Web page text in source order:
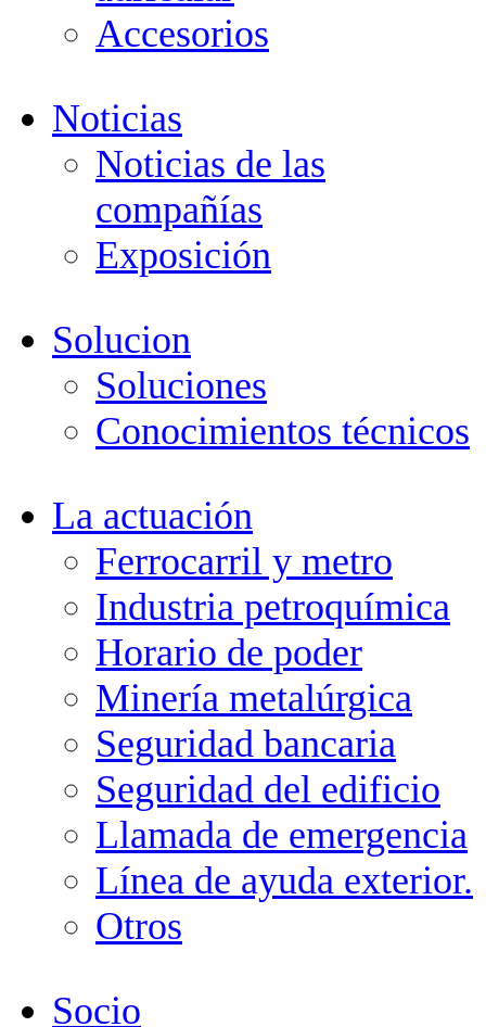
Accesorios
Noticias
Noticias de las
compañías
Exposición
Solucion
Soluciones
Conocimientos técnicos
La actuación
Ferrocarril y metro
Industria petroquímica
Horario de poder
Minería metalúrgica
Seguridad bancaria
Seguridad del edificio
Llamada de emergencia
Línea de ayuda exterior.
Otros
Socio